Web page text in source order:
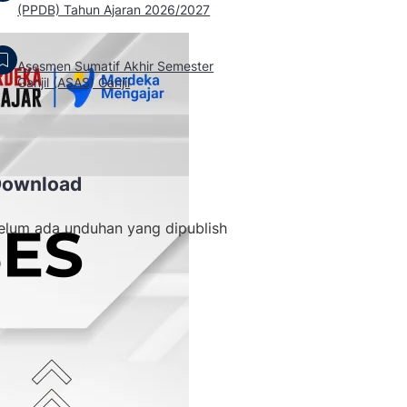
(PPDB) Tahun Ajaran 2026/2027
Asesmen Sumatif Akhir Semester
Ganjil (ASAS) Ganjil
ada unduhan yang dipublish